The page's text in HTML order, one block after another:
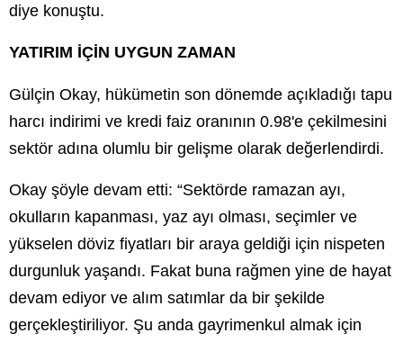
diye konuştu.
YATIRIM İÇİN UYGUN ZAMAN
Gülçin Okay, hükümetin son dönemde açıkladığı tapu
harcı indirimi ve kredi faiz oranının 0.98'e çekilmesini
sektör adına olumlu bir gelişme olarak değerlendirdi.
Okay şöyle devam etti: “Sektörde ramazan ayı,
okulların kapanması, yaz ayı olması, seçimler ve
yükselen döviz fiyatları bir araya geldiği için nispeten
durgunluk yaşandı. Fakat buna rağmen yine de hayat
devam ediyor ve alım satımlar da bir şekilde
gerçekleştiriliyor. Şu anda gayrimenkul almak için